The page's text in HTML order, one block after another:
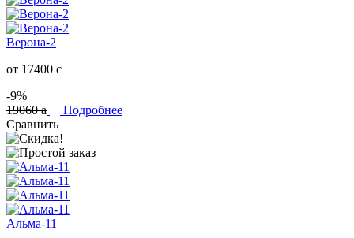
Верона-2
от 17400 c
-9%
19060a
Подробнее
Сравнить
Альма-11